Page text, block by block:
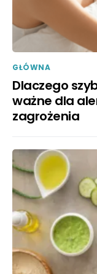
GŁÓWNA
Dlaczego
ważne dla
zagrożenia